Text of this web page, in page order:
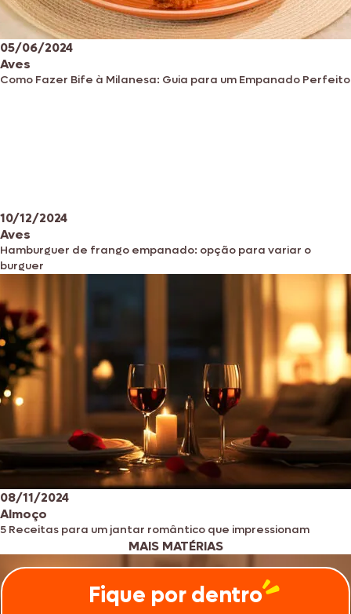
05/06/2024
Aves
Como Fazer Bife à Milanesa: Guia para um Empanado Perfeito
10/12/2024
Aves
Hamburguer de frango empanado: opção para variar o
burguer
08/11/2024
Almoço
5 Receitas para um jantar romântico que impressionam
MAIS MATÉRIAS
Fique por dentro